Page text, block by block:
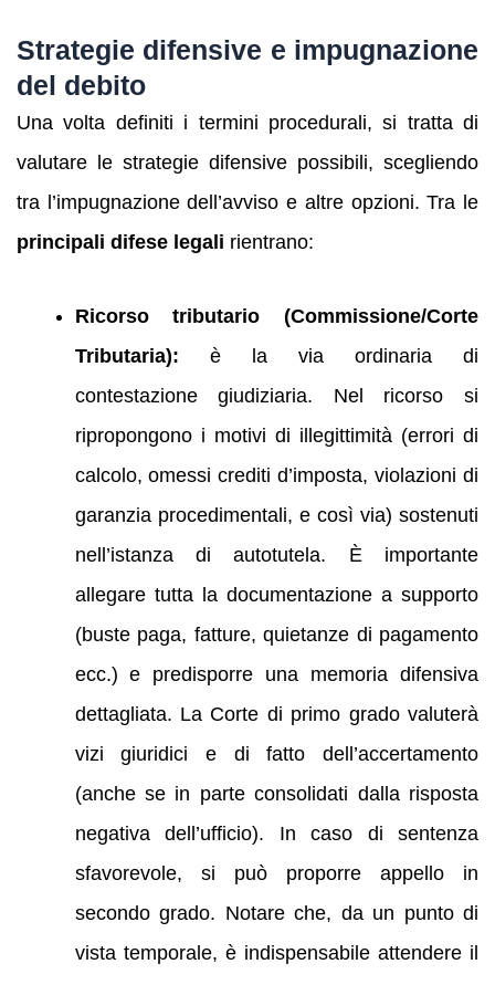
Strategie difensive e impugnazione
del debito
Una volta definiti i termini procedurali, si tratta di
valutare le strategie difensive possibili, scegliendo
tra l’impugnazione dell’avviso e altre opzioni. Tra le
principali difese legali rientrano:
Ricorso tributario (Commissione/Corte
Tributaria): è la via ordinaria di
contestazione giudiziaria. Nel ricorso si
ripropongono i motivi di illegittimità (errori di
calcolo, omessi crediti d’imposta, violazioni di
garanzia procedimentali, e così via) sostenuti
nell’istanza di autotutela. È importante
allegare tutta la documentazione a supporto
(buste paga, fatture, quietanze di pagamento
ecc.) e predisporre una memoria difensiva
dettagliata. La Corte di primo grado valuterà
vizi giuridici e di fatto dell’accertamento
(anche se in parte consolidati dalla risposta
negativa dell’ufficio). In caso di sentenza
sfavorevole, si può proporre appello in
secondo grado. Notare che, da un punto di
vista temporale, è indispensabile attendere il